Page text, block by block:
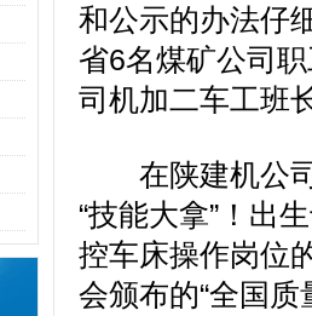
和公示的办法仔
省6名煤矿公司
司机加二车工班
在陕建机公司
“技能大拿”！出
控车床操作岗位
会颁布的“全国质